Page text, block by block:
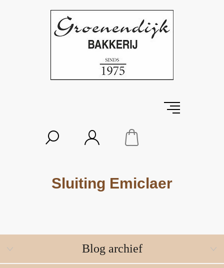
Sluiting Emiclaer
Blog archief